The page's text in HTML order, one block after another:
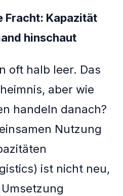
Fracht: Kapazität
hinschaut
oft halb leer. Das
aber wie
handeln danach?
Nutzung
ist nicht neu,